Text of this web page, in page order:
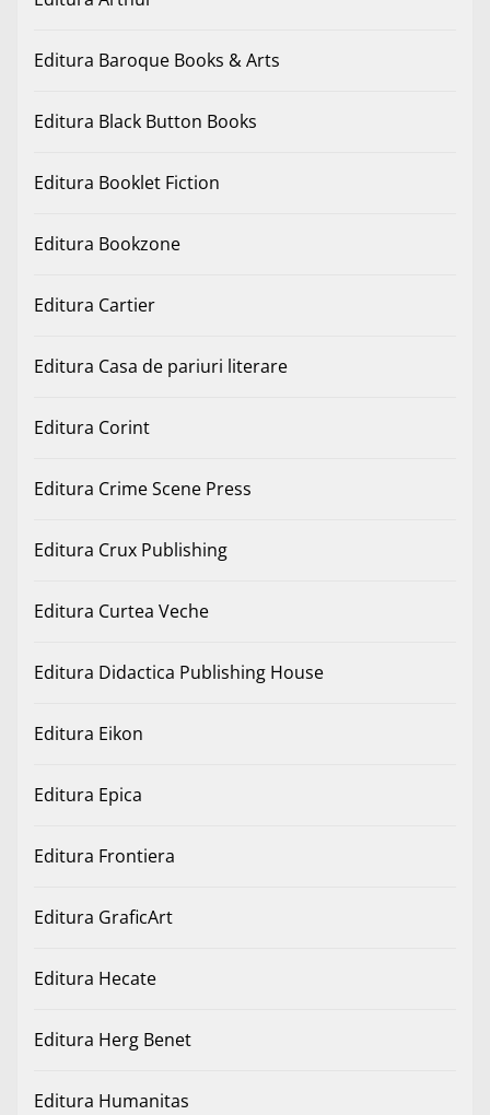
Editura Baroque Books & Arts
Editura Black Button Books
Editura Booklet Fiction
Editura Bookzone
Editura Cartier
Editura Casa de pariuri literare
Editura Corint
Editura Crime Scene Press
Editura Crux Publishing
Editura Curtea Veche
Editura Didactica Publishing House
Editura Eikon
Editura Epica
Editura Frontiera
Editura GraficArt
Editura Hecate
Editura Herg Benet
Editura Humanitas